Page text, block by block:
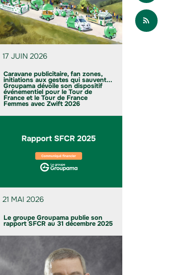
17 JUIN 2026
Caravane publicitaire, fan zones,
initiations aux gestes qui sauvent...
Groupama dévoile son dispositif
événementiel pour le Tour de
France et le Tour de France
Femmes avec Zwift 2026
21 MAI 2026
Le groupe Groupama publie son
rapport SFCR au 31 décembre 2025